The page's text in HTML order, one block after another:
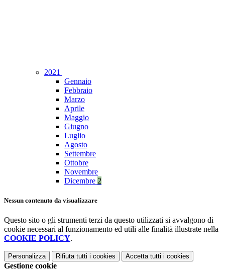
2021
Gennaio
Febbraio
Marzo
Aprile
Maggio
Giugno
Luglio
Agosto
Settembre
Ottobre
Novembre
Dicembre 2
Nessun contenuto da visualizzare
Questo sito o gli strumenti terzi da questo utilizzati si avvalgono di
cookie necessari al funzionamento ed utili alle finalità illustrate nella
COOKIE POLICY.
Personalizza Rifiuta tutti i cookies Accetta tutti i cookies
Gestione cookie